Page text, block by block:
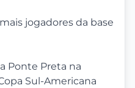
jogadores da base
Ponte Preta na
Sul-Americana